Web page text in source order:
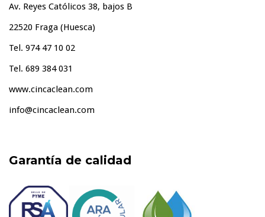
Av. Reyes Católicos 38, bajos B
22520 Fraga (Huesca)
Tel. 974 47 10 02
Tel. 689 384 031
www.cincaclean.com
info@cincaclean.com
Garantía de calidad